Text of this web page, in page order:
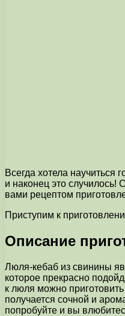
Всегда хотела научиться
и наконец это случилось!
вами рецептом
Приступим к
Описание
Люля-кебаб из свинины
которое прекрасно
к люля можно
получается сочной и
попробуйте и вы